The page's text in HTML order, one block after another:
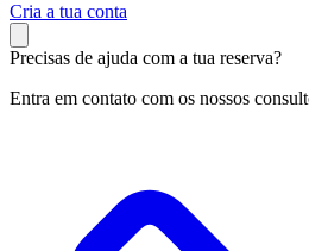
Cria a tua conta
Precisas de ajuda com a tua reserva?
Entra em contato com os nossos